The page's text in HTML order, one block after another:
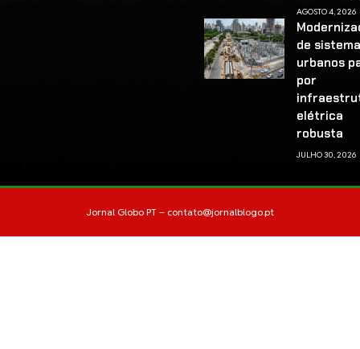
AGOSTO 4, 2026
de
urbanos
por
elétrica
robusta
JULHO 30, 2026
Jornal Globo PT – contato@jornalblogo.pt